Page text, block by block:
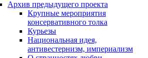
Архив предыдущего проекта
Крупные мероприятия
консервативного толка
Курьезы
Национальная идея,
антивестернизм, империализм